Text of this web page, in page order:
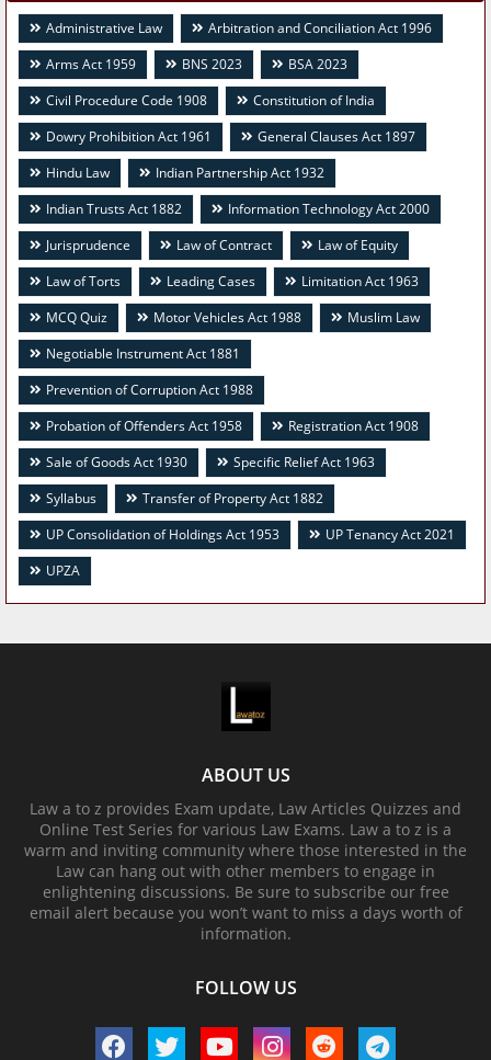
Administrative Law
Arbitration and Conciliation Act 1996
Arms Act 1959
BNS 2023
BSA 2023
Civil Procedure Code 1908
Constitution of India
Dowry Prohibition Act 1961
General Clauses Act 1897
Hindu Law
Indian Partnership Act 1932
Indian Trusts Act 1882
Information Technology Act 2000
Jurisprudence
Law of Contract
Law of Equity
Law of Torts
Leading Cases
Limitation Act 1963
MCQ Quiz
Motor Vehicles Act 1988
Muslim Law
Negotiable Instrument Act 1881
Prevention of Corruption Act 1988
Probation of Offenders Act 1958
Registration Act 1908
Sale of Goods Act 1930
Specific Relief Act 1963
Syllabus
Transfer of Property Act 1882
UP Consolidation of Holdings Act 1953
UP Tenancy Act 2021
UPZA
ABOUT US
Law a to z provides Exam update, Law Articles Quizzes and
Online Test Series for various Law Exams. Law a to z is a
warm and inviting community where those interested in the
Law can hang out with other members to engage in
enlightening discussions. Be sure to subscribe our free
email alert because you won’t want to miss a days worth of
information.
FOLLOW US